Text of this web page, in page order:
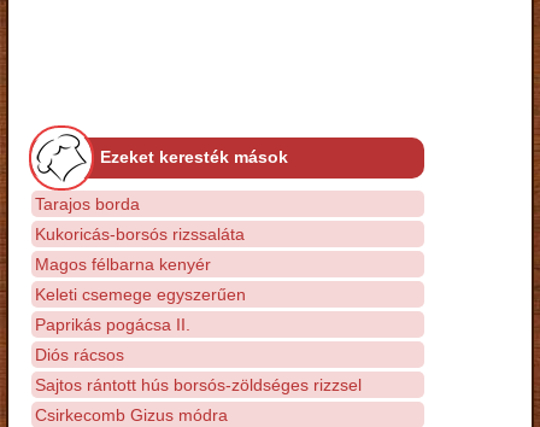
Ezeket keresték mások
Tarajos borda
Kukoricás-borsós rizssaláta
Magos félbarna kenyér
Keleti csemege egyszerűen
Paprikás pogácsa II.
Diós rácsos
Sajtos rántott hús borsós-zöldséges rizzsel
Csirkecomb Gizus módra